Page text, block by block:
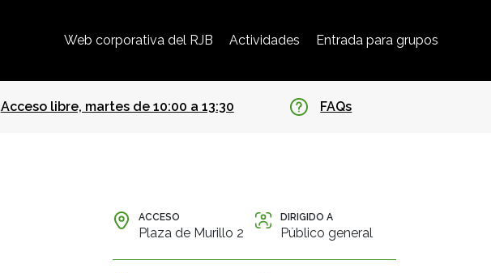
Web corporativa del RJB Actividades Entrada para grupos
Acceso libre, martes de 10:00 a 13:30 FAQs
ACCESO
Plaza de Murillo 2
DIRIGIDO A
Público general